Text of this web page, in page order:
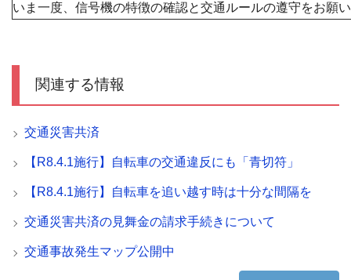
いま一度、信号機の特徴の確認と交通ルールの遵守をお願
関連する情報
交通災害共済
【R8.4.1施行】自転車の交通違反にも「青切符」
【R8.4.1施行】自転車を追い越す時は十分な間隔を
交通災害共済の見舞金の請求手続きについて
交通事故発生マップ公開中